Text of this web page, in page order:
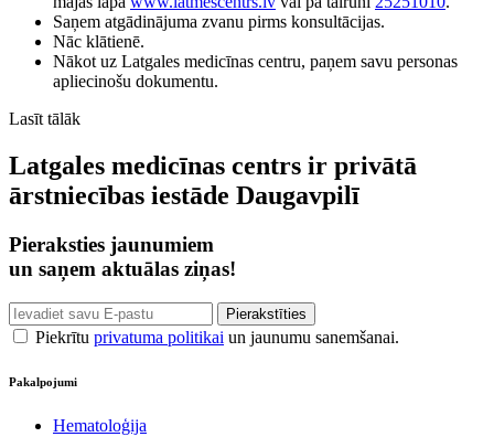
Saņem atgādinājuma zvanu pirms konsultācijas.
Nāc klātienē.
Nākot uz Latgales medicīnas centru, paņem savu personas
apliecinošu dokumentu.
Lasīt tālāk
Latgales medicīnas centrs ir privātā
ārstniecības iestāde Daugavpilī
Pieraksties jaunumiem
un saņem aktuālas ziņas!
Piekrītu privatuma politikai un jaunumu sanemšanai.
Pakalpojumi
Hematoloģija